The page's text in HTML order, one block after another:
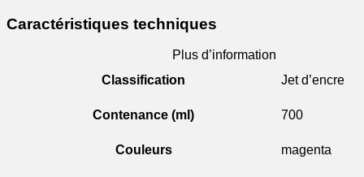
Caractéristiques techniques
Plus d’information
Classification
Jet d’encre
Contenance (ml) 700
Couleurs magenta